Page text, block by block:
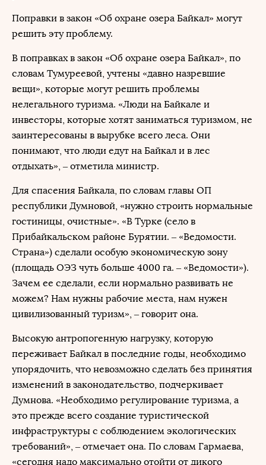
Поправки в закон «Об охране озера Байкал» могут
решить эту проблему.
В поправках в закон «Об охране озера Байкал», по
словам Тумуреевой, учтены «давно назревшие
вещи», которые могут решить проблемы
нелегального туризма. «Люди на Байкале и
инвесторы, которые хотят заниматься туризмом, не
заинтересованы в вырубке всего леса. Они
понимают, что люди едут на Байкал и в лес
отдыхать», – отметила министр.
Для спасения Байкала, по словам главы ОП
республики Думновой, «нужно строить нормальные
гостиницы, очистные». «В Турке (село в
Прибайкальском районе Бурятии. – «Ведомости.
Страна») сделали особую экономическую зону
(площадь ОЭЗ чуть больше 4000 га. – «Ведомости»).
Зачем ее сделали, если нормально развивать не
можем? Нам нужны рабочие места, нам нужен
цивилизованный туризм», – говорит она.
Высокую антропогенную нагрузку, которую
переживает Байкал в последние годы, необходимо
упорядочить, что невозможно сделать без принятия
изменений в законодательство, подчеркивает
Думнова. «Необходимо регулирование туризма, а
это прежде всего создание туристической
инфраструктуры с соблюдением экологических
требований», – отмечает она. По словам Гармаева,
«сегодня надо максимально отойти от дикого